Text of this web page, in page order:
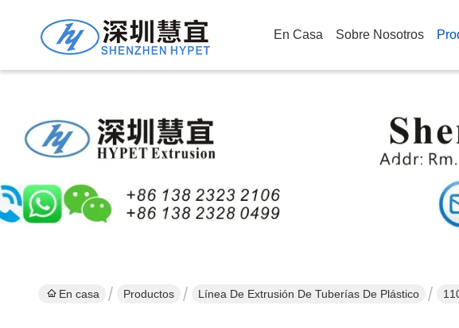
En Casa Sobre Nosotros
En casa Productos Línea De Extrusión De Tuberías De Plástico